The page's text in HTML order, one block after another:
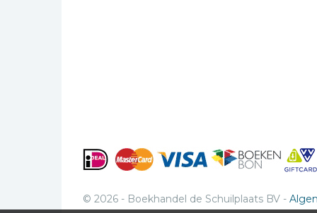
© 2026 - Boekhandel de Schuilplaats BV -